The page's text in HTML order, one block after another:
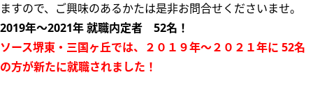
ますので、ご興味のあるかたは是非お問合せくださいませ。
2019年～2021年 就職内定者 52名！
ソース堺東・三国ヶ丘では、２０１９年～２０２１年に 52名
の方が新たに就職されました！